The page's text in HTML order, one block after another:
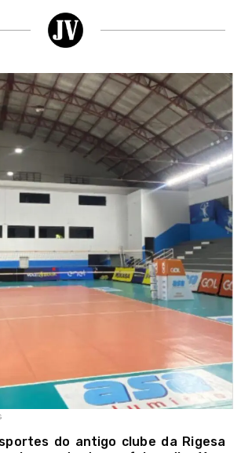
do antigo clube da Rigesa